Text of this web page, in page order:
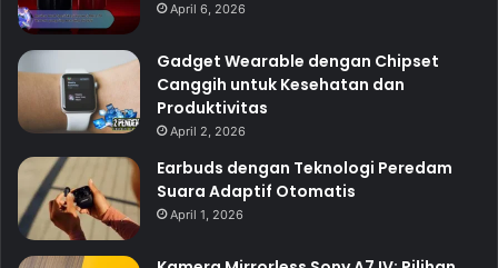
April 6, 2026
Gadget Wearable dengan Chipset
Canggih untuk Kesehatan dan
Produktivitas
April 2, 2026
Earbuds dengan Teknologi Peredam
Suara Adaptif Otomatis
April 1, 2026